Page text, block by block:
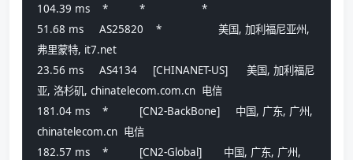
104.39 ms    *          *                  *
51.68 ms     AS25820    *                  美国, 加利福尼亚州,
弗里蒙特, it7.net
23.56 ms     AS4134     [CHINANET-US]      美国, 加利福尼
亚, 洛杉矶, chinatelecom.com.cn  电信
181.04 ms    *          [CN2-BackBone]     中国, 广东, 广州,
chinatelecom.cn  电信
182.57 ms    *          [CN2-Global]       中国, 广东, 广州,